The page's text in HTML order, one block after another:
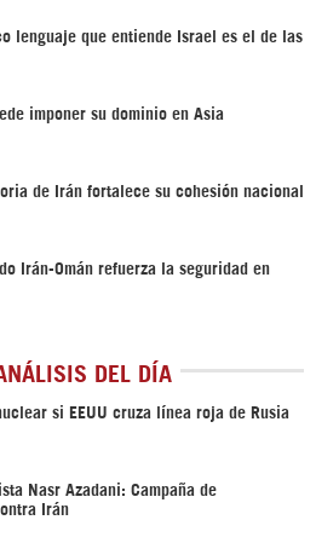
lenguaje que entiende Israel es el de las
imponer su dominio en Asia
de Irán fortalece su cohesión nacional
Irán-Omán refuerza la seguridad en
DEL DÍA
si EEUU cruza línea roja de Rusia
Nasr Azadani: Campaña de
Irán